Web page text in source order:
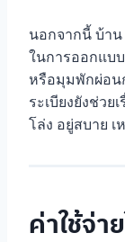
นอกจากนี้ บ้าน
ในการออกแบบ
หรือมุมพักผ่อน
ระเบียงยังช่วย
โล่ง อยู่สบาย
ค่าใช้จ่า